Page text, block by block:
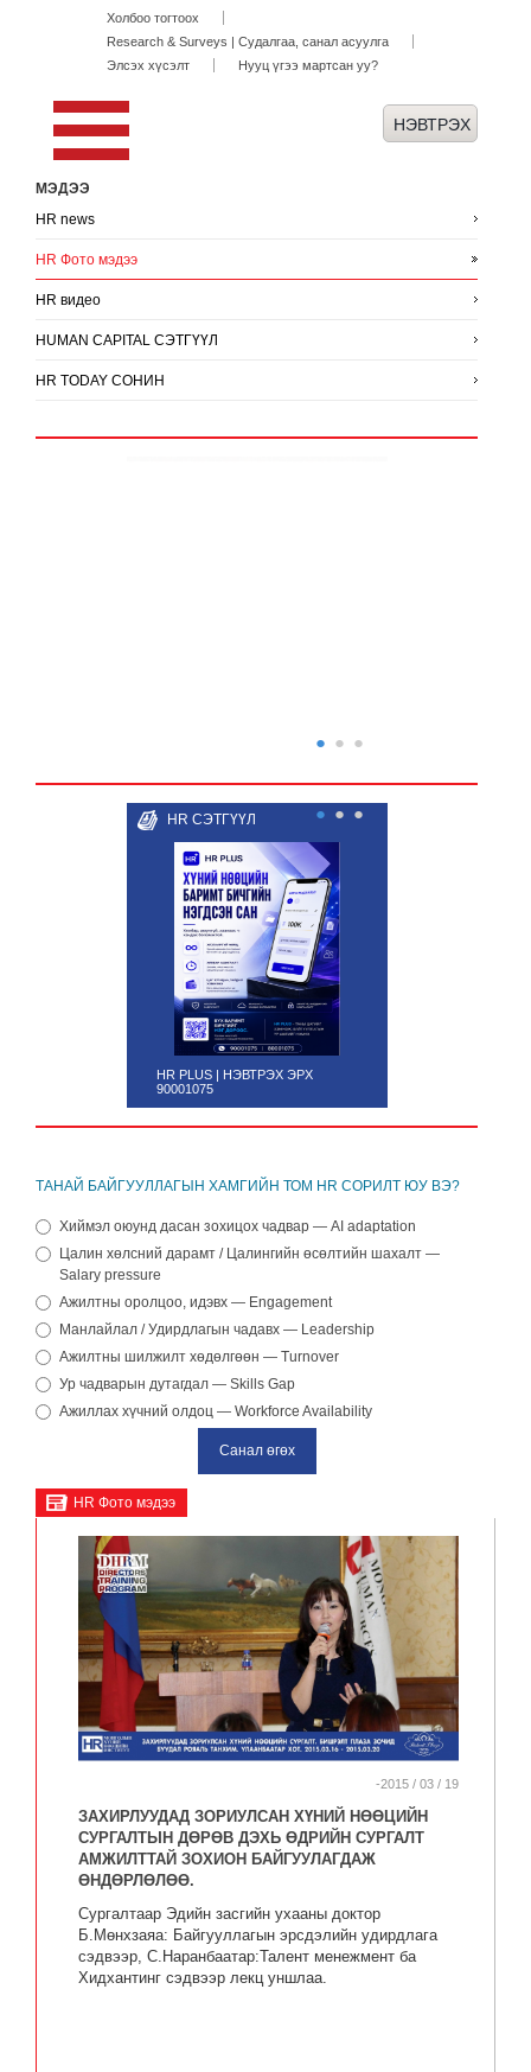
Холбоо тогтоох
Research & Surveys | Судалгаа, санал асуулга
Элсэх хүсэлт
Нууц үгээ мартсан уу?
МЭДЭЭ
HR news
HR Фото мэдээ
HR видео
HUMAN CAPITAL СЭТГҮҮЛ
HR TODAY СОНИН
● ● ●
HR СЭТГҮҮЛ
HR PLUS | НЭВТРЭХ ЭРХ
90001075
● ● ●
ТАНАЙ БАЙГУУЛЛАГЫН ХАМГИЙН ТОМ HR СОРИЛТ ЮУ ВЭ?
Хиймэл оюунд дасан зохицох чадвар — AI adaptation
Цалин хөлсний дарамт / Цалингийн өсөлтийн шахалт —
Salary pressure
Ажилтны оролцоо, идэвх — Engagement
Манлайлал / Удирдлагын чадавх — Leadership
Ажилтны шилжилт хөдөлгөөн — Turnover
Ур чадварын дутагдал — Skills Gap
Ажиллах хүчний олдоц — Workforce Availability
HR Фото мэдээ
-2015 / 03 / 19
ЗАХИРЛУУДАД ЗОРИУЛСАН ХҮНИЙ НӨӨЦИЙН
СУРГАЛТЫН ДӨРӨВ ДЭХЬ ӨДРИЙН СУРГАЛТ
АМЖИЛТТАЙ ЗОХИОН БАЙГУУЛАГДАЖ
ӨНДӨРЛӨЛӨӨ.
Сургалтаар Эдийн засгийн ухааны доктор
Б.Мөнхзаяа: Байгууллагын эрсдэлийн удирдлага
сэдвээр, С.Наранбаатар:Талент менежмент ба
Хидхантинг сэдвээр лекц уншлаа.